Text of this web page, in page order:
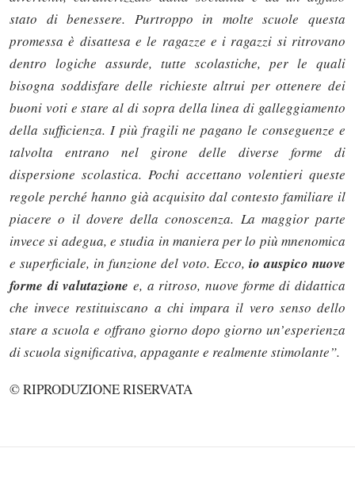
stato di benessere. Purtroppo in molte scuole questa
promessa è disattesa e le ragazze e i ragazzi si ritrovano
dentro logiche assurde, tutte scolastiche, per le quali
bisogna soddisfare delle richieste altrui per ottenere dei
buoni voti e stare al di sopra della linea di galleggiamento
della sufficienza. I più fragili ne pagano le conseguenze e
talvolta entrano nel girone delle diverse forme di
dispersione scolastica. Pochi accettano volentieri queste
regole perché hanno già acquisito dal contesto familiare il
piacere o il dovere della conoscenza. La maggior parte
invece si adegua, e studia in maniera per lo più mnenomica
e superficiale, in funzione del voto. Ecco, io auspico nuove
forme di valutazione e, a ritroso, nuove forme di didattica
che invece restituiscano a chi impara il vero senso dello
stare a scuola e offrano giorno dopo giorno un’esperienza
di scuola significativa, appagante e realmente stimolante”.
© RIPRODUZIONE RISERVATA
Solo gli utenti registrati possono
commentare!